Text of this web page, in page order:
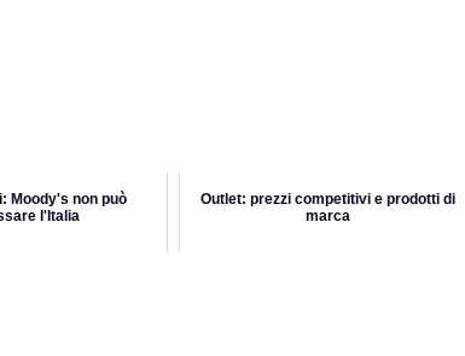
Moody's non può
l'Italia
Outlet: prezzi competitivi e prodotti di
marca